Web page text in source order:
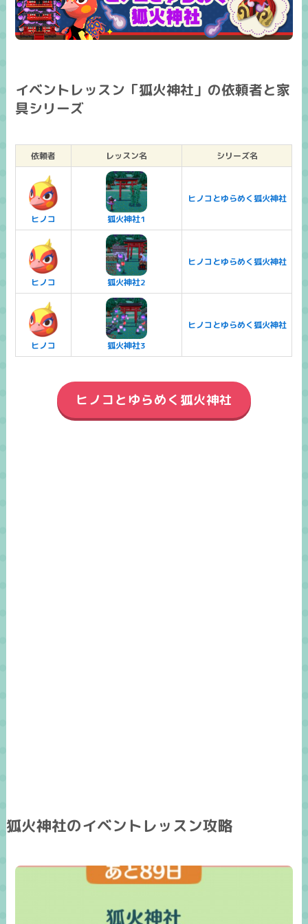
イベントレッスン「狐火神社」の依頼者と家
具シリーズ
依頼者 レッスン名 シリーズ名
ヒノコ 狐火神社1
ヒノコとゆらめく狐火神社
ヒノコ 狐火神社2
ヒノコとゆらめく狐火神社
ヒノコ 狐火神社3
ヒノコとゆらめく狐火神社
ヒノコとゆらめく狐火神社
狐火神社のイベントレッスン攻略